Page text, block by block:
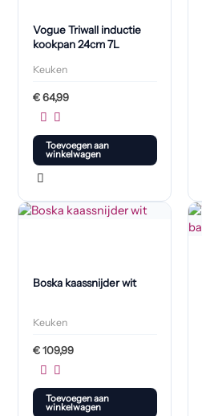
Vogue Triwall inductie
kookpan 24cm 7L
Keuken
€64,99
Toevoegen aan
winkelwagen
Boska kaassnijder wit
Keuken
€109,99
Toevoegen aan
winkelwagen